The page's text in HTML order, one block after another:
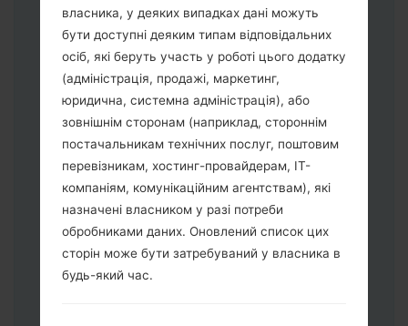
Завантажте на свій ПК:Odin 3.
Далі завантажте та розпакуйте файл
власника, у деяких випадках дані можуть
бути доступні деяким типам відповідальних
осіб, які беруть участь у роботі цього додатку
(адміністрація, продажі, маркетинг,
юридична, системна адміністрація), або
зовнішнім сторонам (наприклад, стороннім
постачальникам технічних послуг, поштовим
перевізникам, хостинг-провайдерам, ІТ-
компаніям, комунікаційним агентствам), які
назначені власником у разі потреби
обробниками даних. Оновлений список цих
сторін може бути затребуваний у власника в
будь-який час.